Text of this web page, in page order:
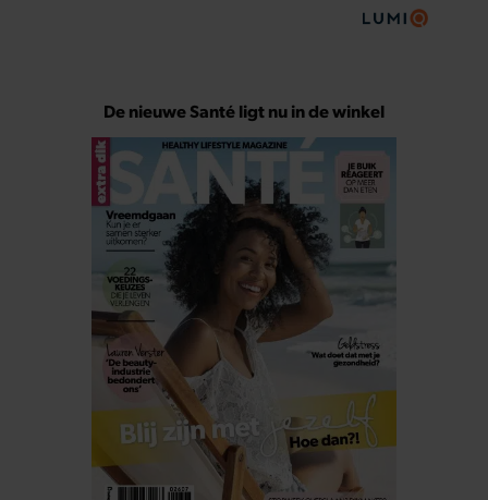
De nieuwe Santé ligt nu in de winkel